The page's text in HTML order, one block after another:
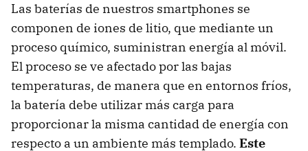
Las baterías de nuestros smartphones se
componen de iones de litio, que mediante un
proceso químico, suministran energía al móvil.
El proceso se ve afectado por las bajas
temperaturas, de manera que en entornos fríos,
la batería debe utilizar más carga para
proporcionar la misma cantidad de energía con
respecto a un ambiente más templado. Este